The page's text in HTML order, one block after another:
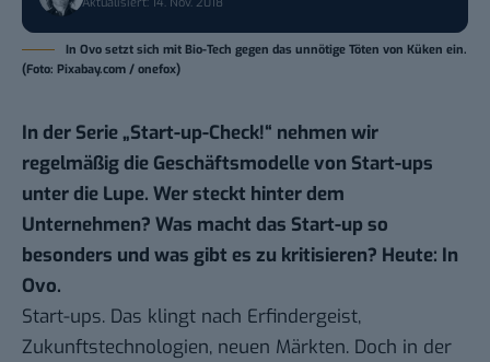
In Ovo setzt sich mit Bio-Tech gegen das unnötige Töten von Küken ein.
(Foto: Pixabay.com / onefox)
In der Serie „Start-up-Check!“ nehmen wir
regelmäßig die Geschäftsmodelle von Start-ups
unter die Lupe. Wer steckt hinter dem
Unternehmen? Was macht das Start-up so
besonders und was gibt es zu kritisieren? Heute: In
Ovo.
Start-ups. Das klingt nach Erfindergeist,
Zukunftstechnologien, neuen Märkten. Doch in der